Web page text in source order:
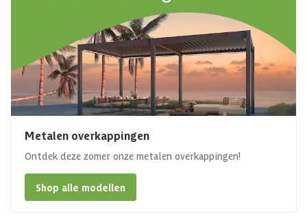
Metalen overkappingen
Ontdek deze zomer onze metalen overkappingen!
Shop alle modellen